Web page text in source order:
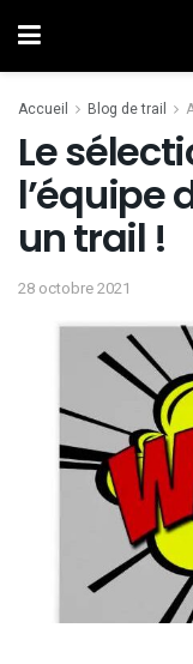
Accueil Blog de trail
Le
l’équipe
un trail !
28 octobre 2021